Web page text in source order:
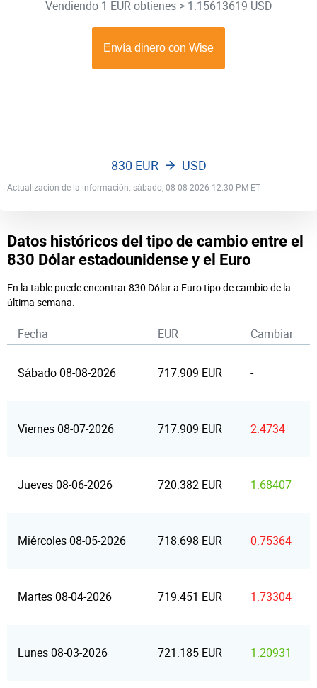
Vendiendo 1 EUR obtienes > 1.15613619 USD
Actualización de la información: sábado, 08-08-2026 12:30 PM ET
830 EUR USD
Datos históricos del tipo de cambio entre el
830 Dólar estadounidense y el Euro
En la table puede encontrar 830 Dólar a Euro tipo de cambio de la
última semana.
Fecha EUR Cambiar
Sábado 08-08-2026 717.909 EUR -
Viernes 08-07-2026 717.909 EUR 2.4734
Jueves 08-06-2026 720.382 EUR 1.68407
Miércoles 08-05-2026 718.698 EUR 0.75364
Martes 08-04-2026 719.451 EUR 1.73304
Lunes 08-03-2026 721.185 EUR 1.20931